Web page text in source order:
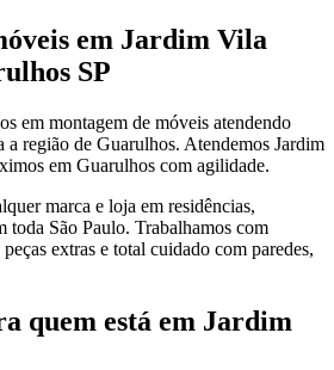
em Jardim Vila
SP
em montagem de móveis atendendo
a região de Guarulhos. Atendemos Jardim
em Guarulhos com agilidade.
marca e loja em residências,
toda São Paulo. Trabalhamos com
extras e total cuidado com paredes,
quem está em Jardim